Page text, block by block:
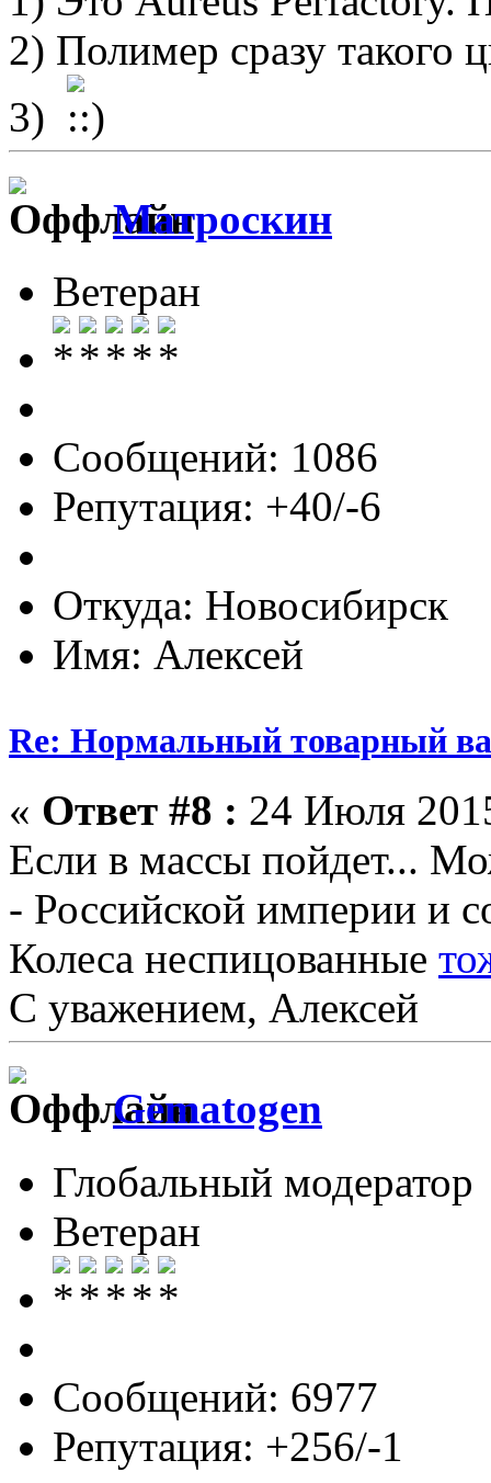
2) Полимер сразу такого
3)
Матроскин
Ветеран
Сообщений: 1086
Репутация: +40/-6
Откуда: Новосибирск
Имя: Алексей
Re: Нормальный товарный
« Ответ #8 : 24 Июля
Если в массы пойдет...
- Российской империи и
Колеса неспицованные
С уважением, Алексей
Gematogen
Глобальный модератор
Ветеран
Сообщений: 6977
Репутация: +256/-1